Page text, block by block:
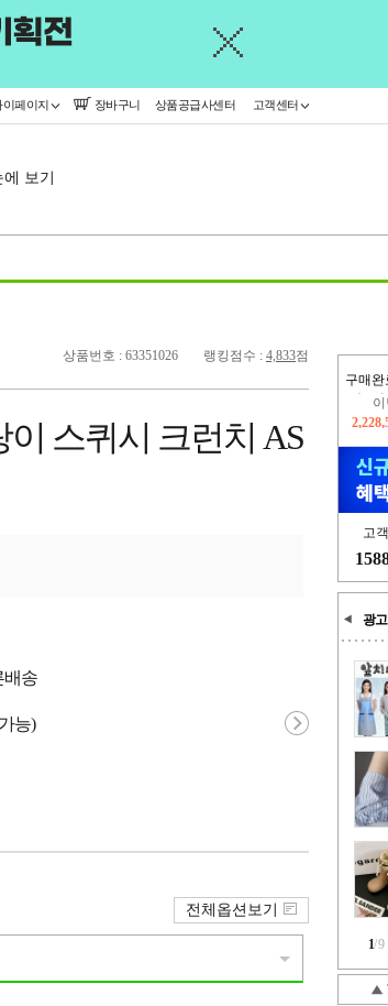
이페이지 장바구니 상품공급사센터 고객센터
보기
구매완
고
광고
1/9
상품번호 : 63351026 랭킹점수 : 4,833점
스퀴시 크런치 AS
배송
능)
전체옵션보기